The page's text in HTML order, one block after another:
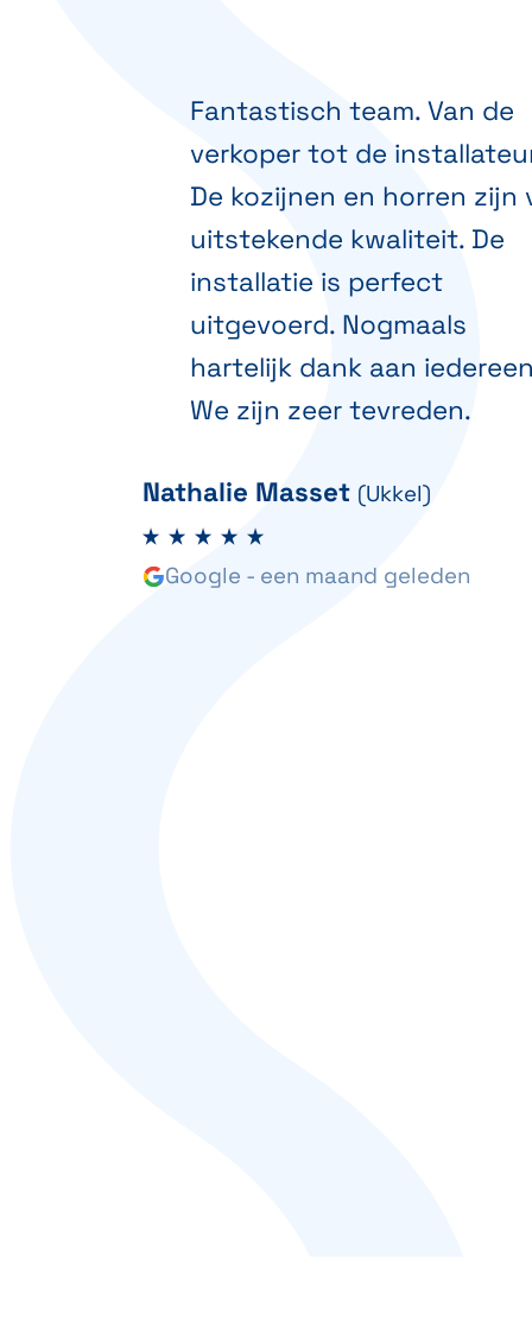
Fantastisch team. Van de
verkoper tot de
De kozijnen en horren zijn
uitstekende kwaliteit. De
installatie is perfect
uitgevoerd. Nogmaals
hartelijk dank aan
We zijn zeer tevreden.
Nathalie Masset (Ukkel)
Google - een maand geleden